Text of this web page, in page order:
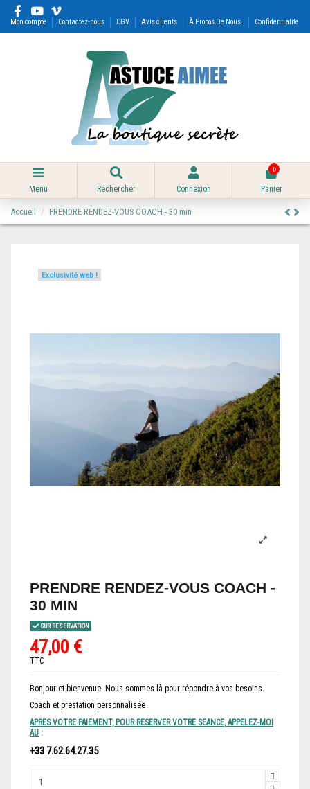
Mon compte Contactez-nous CGV Avis clients À Propos De Nous. Confidentialité
Menu Rechercher Connexion
0
Panier
Accueil PRENDRE RENDEZ-VOUS COACH - 30 min
Exclusivité web !
PRENDRE RENDEZ-VOUS COACH -
30 MIN
SUR RESERVATION
47,00 €
TTC
Bonjour et bienvenue. Nous sommes là pour répondre à vos besoins.
Coach et prestation personnalisée
APRES VOTRE PAIEMENT, POUR RESERVER VOTRE SEANCE, APPELEZ-MOI
AU :
+33 7.62.64.27.35